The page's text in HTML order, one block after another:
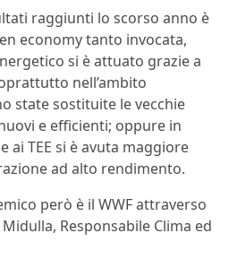
raggiunti lo scorso anno è
economy tanto invocata,
si è attuato grazie a
nell’ambito
state sostituite le vecchie
e efficienti; oppure in
TEE si è avuta maggiore
ad alto rendimento.
però è il WWF attraverso
Responsabile Clima ed